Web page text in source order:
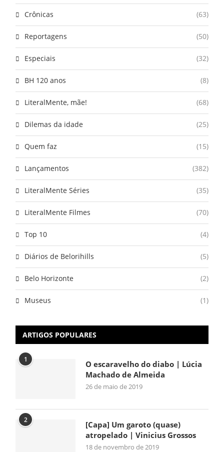
Crônicas (63)
Reportagens (50)
Especiais (32)
BH 120 anos (8)
LiteralMente, mãe! (68)
Dilemas da idade (25)
Quem faz (15)
Lançamentos (382)
LiteralMente Séries (35)
LiteralMente Filmes (70)
Top 10 (4)
Diários de Belorihills (5)
Belo Horizonte (2)
Museus (1)
ARTIGOS POPULARES
1
O escaravelho do diabo | Lúcia
Machado de Almeida
26 de maio de 2019
2
[Capa] Um garoto (quase)
atropelado | Vinicius Grossos
18 de novembro de 2019